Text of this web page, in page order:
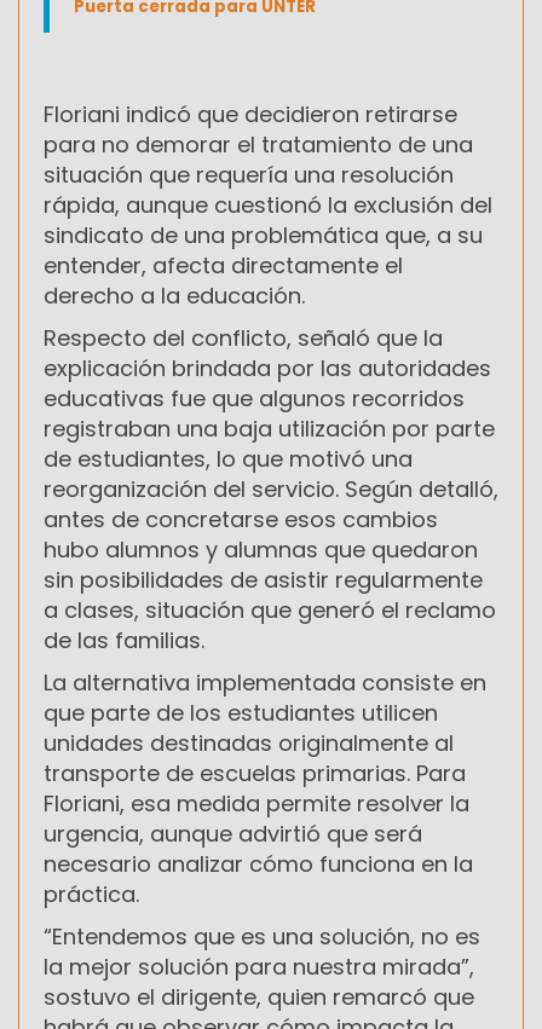
Puerta cerrada para UNTER
Floriani indicó que decidieron retirarse
para no demorar el tratamiento de una
situación que requería una resolución
rápida, aunque cuestionó la exclusión del
sindicato de una problemática que, a su
entender, afecta directamente el
derecho a la educación.
Respecto del conflicto, señaló que la
explicación brindada por las autoridades
educativas fue que algunos recorridos
registraban una baja utilización por parte
de estudiantes, lo que motivó una
reorganización del servicio. Según detalló,
antes de concretarse esos cambios
hubo alumnos y alumnas que quedaron
sin posibilidades de asistir regularmente
a clases, situación que generó el reclamo
de las familias.
La alternativa implementada consiste en
que parte de los estudiantes utilicen
unidades destinadas originalmente al
transporte de escuelas primarias. Para
Floriani, esa medida permite resolver la
urgencia, aunque advirtió que será
necesario analizar cómo funciona en la
práctica.
“Entendemos que es una solución, no es
la mejor solución para nuestra mirada”,
sostuvo el dirigente, quien remarcó que